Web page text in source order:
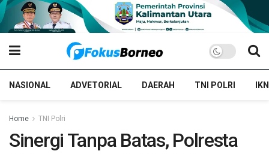
NASIONAL ADVETORIAL DAERAH TNI POLRI IKN
Home TNI Polri
Sinergi Tanpa Batas, Polresta